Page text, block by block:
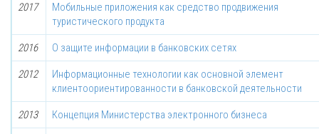
2017
Мобильные приложения как средство продвижения
туристического продукта
2016 О защите информации в банковских сетях
2012
Информационные технологии как основной элемент
клиентоориентированности в банковской деятельности
2013 Концепция Министерства электронного бизнеса